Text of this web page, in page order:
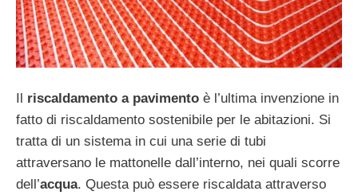
riscaldamento a pavimento è l’ultima invenzione in
fatto di riscaldamento sostenibile per le abitazioni. Si
tratta di un sistema in cui una serie di tubi
attraversano le mattonelle dall’interno, nei quali scorre
dell’acqua. Questa può essere riscaldata attraverso